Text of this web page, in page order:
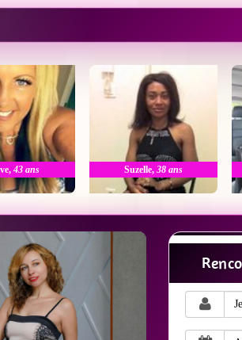
, 43 ans Suzelle, 38 ans